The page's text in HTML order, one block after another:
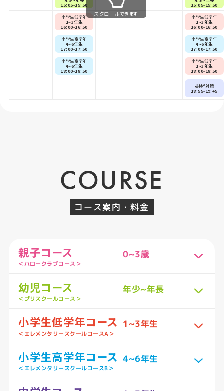
15:05-15:50
小学生低学年
1~3年生
16:00-16:50
小学生高学年
4~6年生
17:00-17:50
小学生高学年
4~6年生
18:00-18:50
15:05-15:50
小学生低学年
1~3年生
16:00-16:50
小学生高学年
4~6年生
17:00-17:50
小学生低学年
1~3年生
18:00-18:50
英検®対策
18:55-19:45
スクロールできます
COURSE
コース案内・料金
親子コース 0~3歳
＜ハロークラブコース＞
幼児コース 年少~年長
＜プリスクールコース＞
小学生低学年コース 1~3年生
＜エレメンタリースクールコースA＞
小学生高学年コース 4~6年生
＜エレメンタリースクールコースB＞